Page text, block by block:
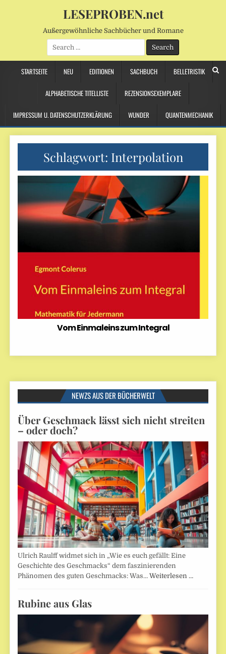
LESEPROBEN.net
Außergewöhnliche Sachbücher und Romane
Search
for:
STARTSEITE NEU EDITIONEN SACHBUCH BELLETRISTIK
ALPHABETISCHE TITELLISTE REZENSIONSEXEMPLARE
IMPRESSUM U. DATENSCHUTZERKLÄRUNG WUNDER QUANTENMECHANIK
Schlagwort: Interpolation
Vom Einmaleins zum Integral
NEWZS AUS DER BÜCHERWELT
Über Geschmack lässt sich nicht streiten
– oder doch?
Ulrich Raulff widmet sich in „Wie es euch gefällt: Eine
Geschichte des Geschmacks“ dem faszinierenden
Phänomen des guten Geschmacks: Was…Weiterlesen …
Rubine aus Glas